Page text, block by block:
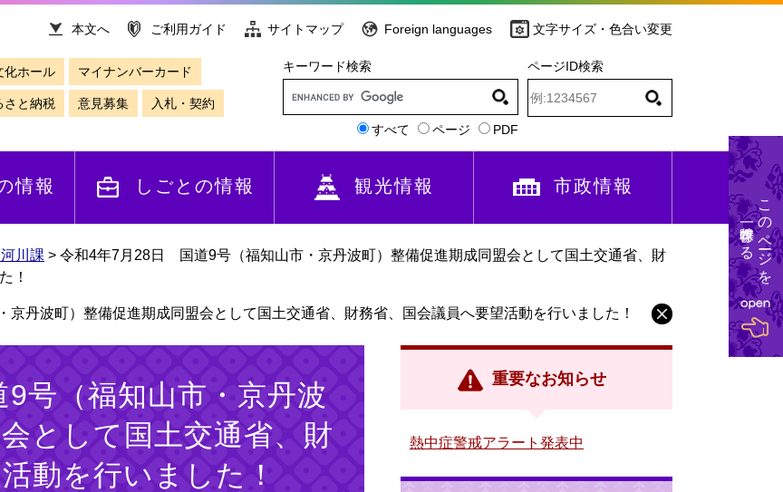
本文へ ご利用ガイド サイトマップ Foreign languages 文字サイズ・色合い変更
化ホール マイナンバーカード
さと納税 意見募集 入札・契約
キーワード検索
すべて ページ PDF
ページID検索
情報 しごとの情報 観光情報 市政情報
川課 > 令和4年7月28日 国道9号（福知山市・京丹波町）整備促進期成同盟会として国土交通省、財
！
丹波町）整備促進期成同盟会として国土交通省、財務省、国会議員へ要望活動を行いました！
号（福知山市・京丹波
として国土交通省、財
動を行いました！
重要なお知らせ
熱中症警戒アラート発表中
このページを
一時保存する